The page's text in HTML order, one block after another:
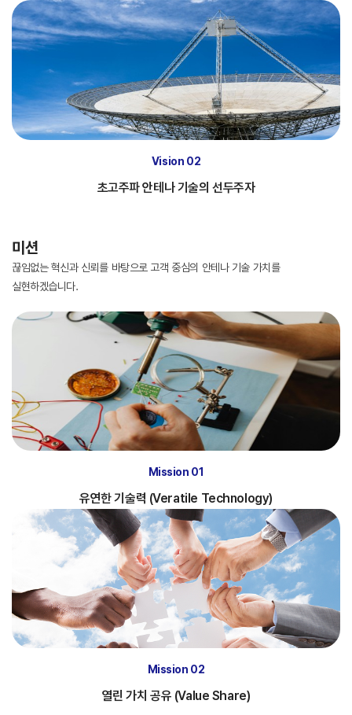
Vision 02
초고주파 안테나 기술의 선두주자
미션
끊임없는 혁신과 신뢰를 바탕으로 고객 중심의 안테나 기술 가치를
실현하겠습니다.
Mission 01
유연한 기술력 (Veratile Technology)
Mission 02
열린 가치 공유 (Value Share)